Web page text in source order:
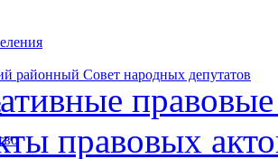
районный Совет народных депутатов
правовых